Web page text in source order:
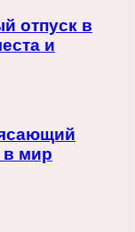
отпуск в
и
в мир